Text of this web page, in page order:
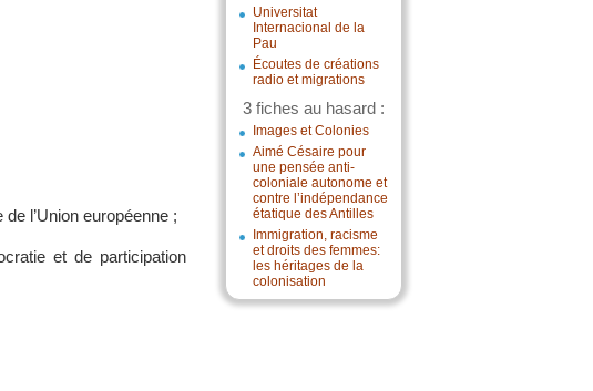
Universitat
Internacional de la
Pau
Écoutes de créations
radio et migrations
3 fiches au hasard :
Images et Colonies
Aimé Césaire pour
une pensée anti-
coloniale autonome et
contre l’indépendance
étatique des Antilles
Immigration, racisme
et droits des femmes:
les héritages de la
colonisation
l’Union européenne ;
et de participation